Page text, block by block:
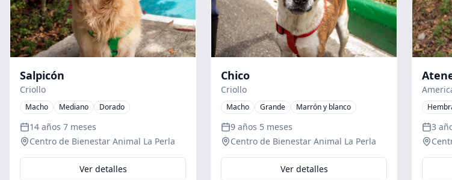
Salpicón
Criollo
Macho Mediano Dorado
14 años 7 meses
Centro de Bienestar Animal La Perla
Ver detalles
Chico
Criollo
Macho Grande Marrón y blanco
9 años 5 meses
Centro de Bienestar Animal La Perla
Ver detalles
3